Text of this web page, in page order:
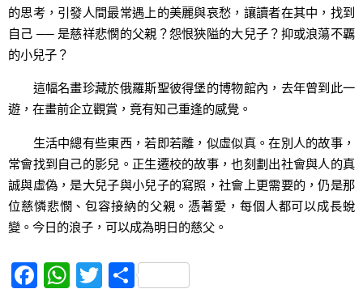
的思考，引發人間最常遇上的美麗與哀愁，讓讀者在其中，找到
自己 ── 是慈祥悲憫的父親？怨恨狹隘的大兒子？抑或浪蕩不覊
的小兒子？
這幅名畫珍藏於俄羅斯聖彼得堡的博物館內，去年曾到此一
遊，在畫前企立觀賞，竟有知己重逢的感覺。
生活中總有些東西，若即若離，似虛似真。在別人的故事，
常會找到自己的影兒。正生遷校的故事，也刻劃出社會與人的真
誠與虛偽，是大兒子與小兒子的寫照，社會上更需要的，仍是那
位慈憐悲憫、包容接納的父親。憑著愛，每個人都可以成長蛻
變。今日的浪子，可以成為明日的慈父。
F W T S